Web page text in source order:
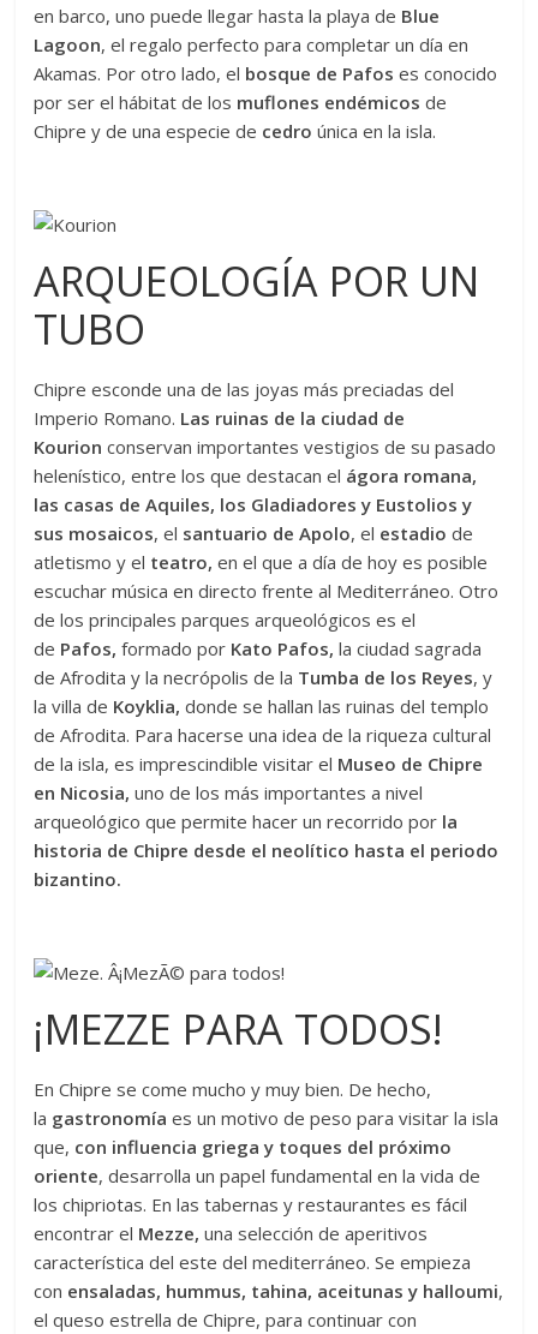
en barco, uno puede llegar hasta la playa de Blue
Lagoon, el regalo perfecto para completar un día en
Akamas. Por otro lado, el bosque de Pafos es conocido
por ser el hábitat de los muflones endémicosde
Chipre y de una especie de cedro única en la isla.
ARQUEOLOGÍA POR UN
TUBO
Chipre esconde una de las joyas más preciadas del
Imperio Romano. Las ruinas de la ciudad de
Kourionconservan importantes vestigios de su pasado
helenístico, entre los que destacan el ágora romana,
las casas de Aquiles, los Gladiadores y Eustolios y
sus mosaicos, el santuario de Apolo, el estadiode
atletismo y el teatro, en el que a día de hoy es posible
escuchar música en directo frente al Mediterráneo. Otro
de los principales parques arqueológicos es el
de Pafos,formado por Kato Pafos,la ciudad sagrada
de Afrodita y la necrópolis de la Tumba de los Reyes, y
la villa de Koyklia, donde se hallan las ruinas del templo
de Afrodita. Para hacerse una idea de la riqueza cultural
de la isla, es imprescindible visitar el Museo de Chipre
en Nicosia, uno de los más importantes a nivel
arqueológico que permite hacer un recorrido por la
historia de Chipre desde el neolítico hasta el periodo
bizantino.
¡MEZZE PARA TODOS!
En Chipre se come mucho y muy bien. De hecho,
la gastronomíaes un motivo de peso para visitar la isla
que, con influencia griega y toques del próximo
oriente, desarrolla un papel fundamental en la vida de
los chipriotas. En las tabernas y restaurantes es fácil
encontrar el Mezze, una selección de aperitivos
característica del este del mediterráneo. Se empieza
con ensaladas, hummus, tahina, aceitunas y halloumi,
el queso estrella de Chipre, para continuar con